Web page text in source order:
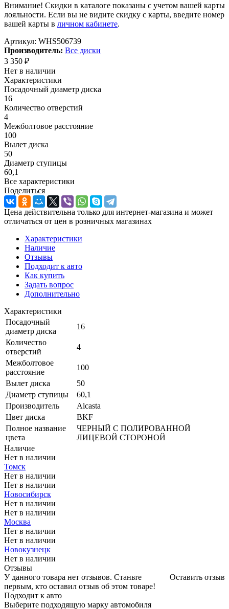
Внимание! Скидки в каталоге показаны с учетом вашей карты
лояльности. Если вы не видите скидку с карты, введите номер
вашей карты в личном кабинете.
Артикул: WHS506739
Производитель: Все диски
3 350 ₽
Нет в наличии
Характеристики
Посадочный диаметр диска
16
Количество отверстий
4
Межболтовое расстояние
100
Вылет диска
50
Диаметр ступицы
60,1
Все характеристики
Поделиться
Цена действительна только для интернет-магазина и может
отличаться от цен в розничных магазинах
Характеристики
Наличие
Отзывы
Подходит к авто
Как купить
Задать вопрос
Дополнительно
Характеристики
Посадочный
диаметр диска
16
Количество
отверстий
4
Межболтовое
расстояние
100
Вылет диска
50
Диаметр ступицы
60,1
Производитель
Alcasta
Цвет диска
BKF
Полное название
цвета
ЧЕРНЫЙ С ПОЛИРОВАННОЙ
ЛИЦЕВОЙ СТОРОНОЙ
Наличие
Нет в наличии
Томск
Нет в наличии
Нет в наличии
Новосибирск
Нет в наличии
Нет в наличии
Москва
Нет в наличии
Нет в наличии
Новокузнецк
Нет в наличии
Отзывы
Оставить отзыв
У данного товара нет отзывов. Станьте
первым, кто оставил отзыв об этом товаре!
Подходит к авто
Выберите подходящую марку автомобиля